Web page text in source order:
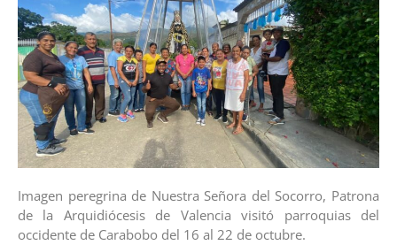
Imagen peregrina de Nuestra Señora del Socorro, Patrona
de la Arquidiócesis de Valencia visitó parroquias del
occidente de Carabobo del 16 al 22 de octubre.